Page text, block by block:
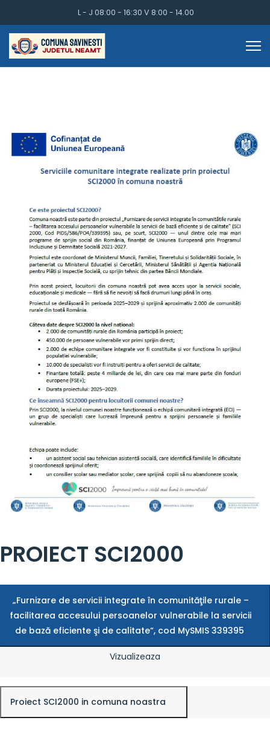
L - J 08:00 - 16:30 V 8:00 - 14.00
PROIECT SCI2000
„Furnizare de servicii integrate în comunităţile rurale –
facilitarea accesului persoanelor vulnerabile la servicii
de bază eficiente şi de calitate“, cod MySMIS 339395
Vizualizeaza
Proiect SCI2000 in comuna noastra